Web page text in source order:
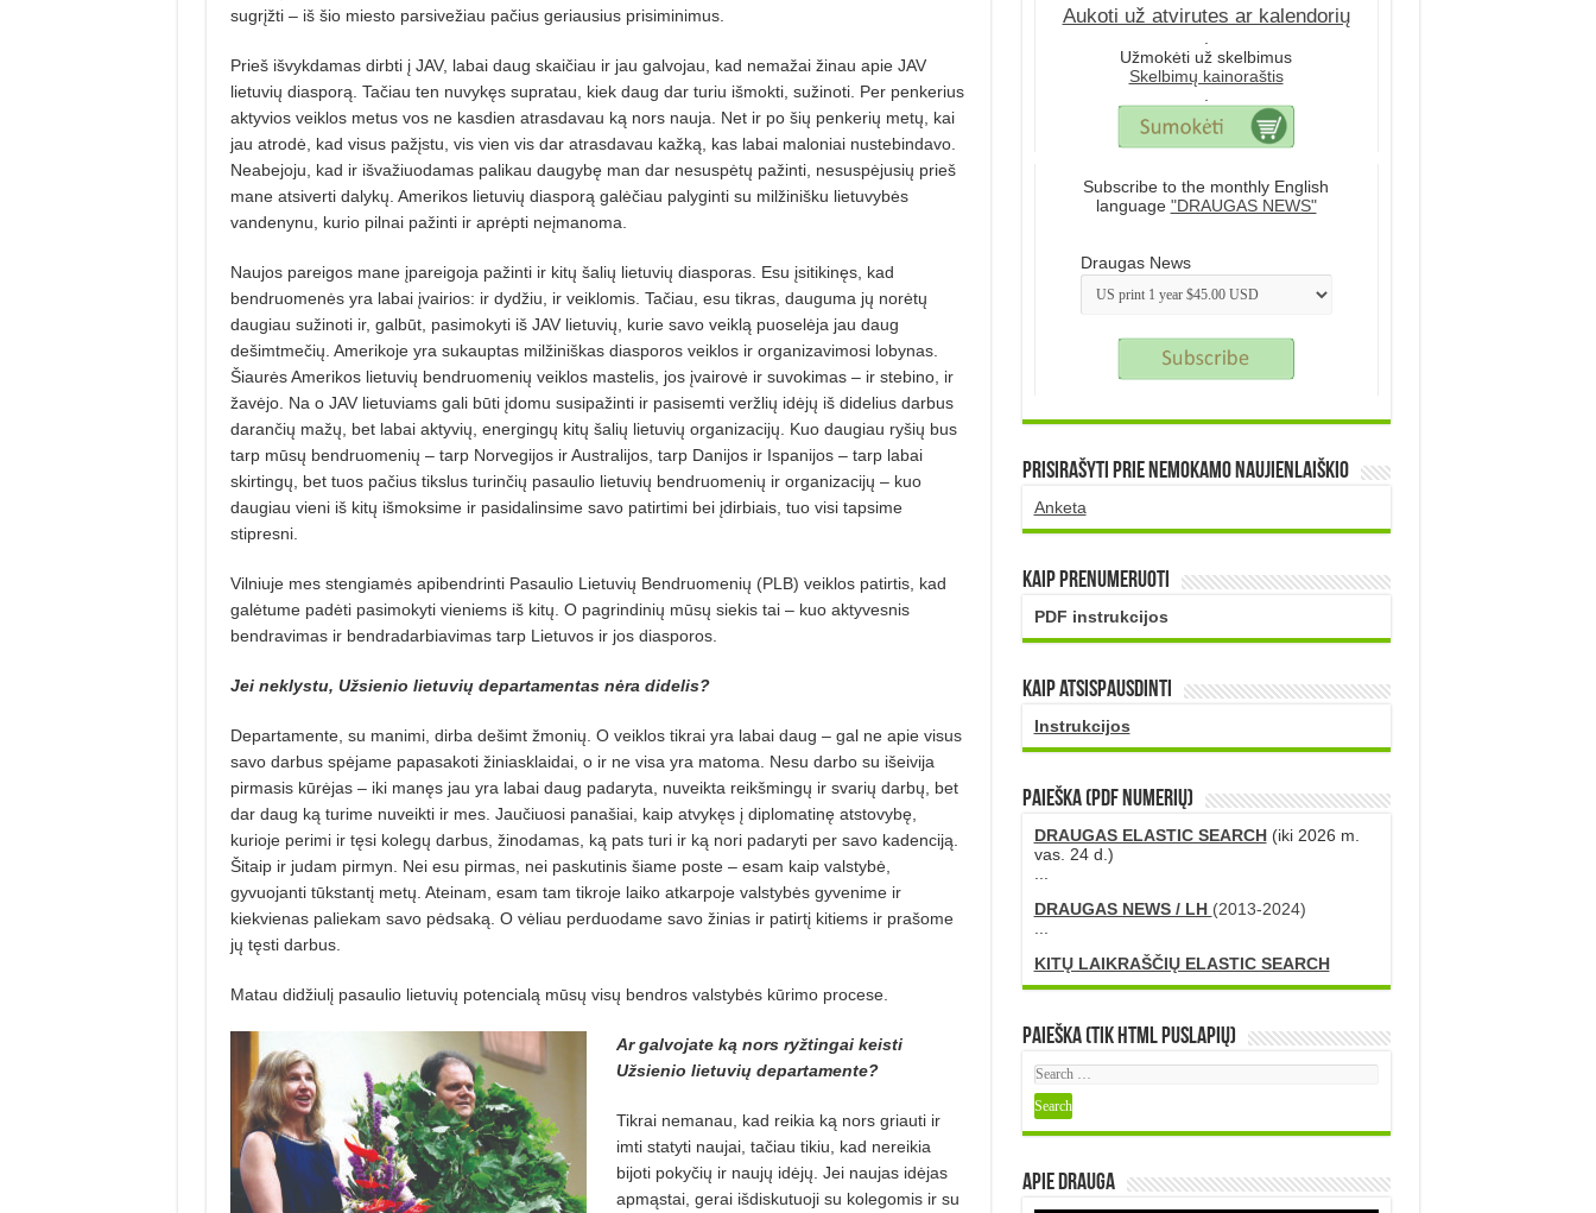
sugrįžti – iš šio miesto parsivežiau pačius geriausius prisiminimus.
Prieš išvykdamas dirbti į JAV, labai daug skaičiau ir jau galvojau, kad nemažai žinau apie JAV
lietuvių diasporą. Tačiau ten nuvykęs supratau, kiek daug dar turiu išmokti, sužinoti. Per penkerius
aktyvios veiklos metus vos ne kasdien atrasdavau ką nors nauja.
Net ir po šių penkerių metų, kai
jau atrodė, kad visus pažįstu, vis vien vis dar atrasdavau kažką, kas labai maloniai nustebindavo.
Neabejoju, kad ir išvažiuodamas palikau daugybę man dar nesuspėtų pažinti, nesuspėjusių prieš
mane atsiverti dalykų. Amerikos lietuvių diasporą galėčiau palyginti su milžinišku lietuvybės
vandenynu, kurio pilnai pažinti ir aprėpti neįmanoma.
Naujos pareigos mane įpareigoja pažinti ir kitų šalių lietuvių diasporas. Esu įsitikinęs, kad
bendruomenės yra labai įvairios: ir dydžiu, ir veiklomis. Tačiau, esu tikras, dauguma jų norėtų
daugiau sužinoti ir, galbūt, pasimokyti iš JAV lietuvių, kurie savo veiklą puoselėja jau daug
dešimtmečių. Amerikoje yra sukauptas milžiniškas diasporos veiklos ir organizavimosi lobynas.
Šiaurės Amerikos lietuvių bendruomenių veiklos mastelis, jos įvairovė ir suvokimas – ir stebino, ir
žavėjo. Na o JAV lietuviams gali būti įdomu susipažinti ir pasisemti veržlių idėjų iš didelius darbus
darančių mažų, bet labai aktyvių, energingų kitų šalių lietuvių organizacijų. Kuo daugiau ryšių bus
tarp mūsų bendruomenių – tarp Norvegijos ir Australijos, tarp Danijos ir Ispanijos – tarp labai
skirtingų, bet tuos pačius tikslus turinčių pasaulio lietuvių bendruomenių ir organizacijų – kuo
daugiau vieni iš kitų išmoksime ir pasidalinsime savo patirtimi bei įdirbiais, tuo visi tapsime
stipresni.
Vilniuje mes stengiamės apibendrinti Pasaulio Lietuvių Bendruomenių (PLB) veiklos patirtis, kad
galėtume padėti pasimokyti vieniems iš kitų. O pagrindinių mūsų siekis tai – kuo aktyvesnis
bendravimas ir bendradarbiavimas tarp Lietuvos ir jos diasporos.
Jei neklystu, Užsienio lietuvių departamentas nėra didelis?
Departamente, su manimi, dirba dešimt žmonių. O veiklos tikrai yra labai daug – gal ne apie visus
savo darbus spėjame papasakoti žiniasklaidai, o ir ne visa yra matoma. Nesu darbo su išeivija
pirmasis kūrėjas – iki manęs jau yra labai daug padaryta, nuveikta reikšmingų ir svarių darbų, bet
dar daug ką turime nuveikti ir mes. Jaučiuosi panašiai, kaip atvykęs į diplomatinę atstovybę,
kurioje perimi ir tęsi kolegų darbus, žinodamas, ką pats turi ir ką nori padaryti per savo kadenciją.
Šitaip ir judam pirmyn. Nei esu pirmas, nei paskutinis šiame poste – esam kaip valstybė,
gyvuojanti tūkstantį metų. Ateinam, esam tam tikroje laiko atkarpoje valstybės gyvenime ir
kiekvienas paliekam savo pėdsaką. O vėliau perduodame savo žinias ir patirtį kitiems ir prašome
jų tęsti darbus.
Matau didžiulį pasaulio lietuvių potencialą mūsų visų bendros valstybės kūrimo procese.
Ar galvojate ką nors ryžtingai keisti
Užsienio lietuvių departamente?
Tikrai nemanau, kad reikia ką nors griauti ir
imti statyti naujai, tačiau tikiu, kad nereikia
bijoti pokyčių ir naujų idėjų. Jei naujas idėjas
apmąstai, gerai išdiskutuoji su kolegomis ir su
Aukoti už atvirutes ar kalendorių
.
Užmokėti už skelbimus
Skelbimų kainoraštis
.
Subscribe to the monthly English
language "DRAUGAS NEWS"
Draugas News
Prisirašyti prie nemokamo naujienlaiškio
Anketa
Kaip prenumeruoti
PDF instrukcijos
Kaip atsispausdinti
Instrukcijos
PAIEŠKA (PDF numerių)
DRAUGAS ELASTIC SEARCH(iki 2026 m.
vas. 24 d.)
...
DRAUGAS NEWS / LH (2013-2024)
...
KITŲ LAIKRAŠČIŲ ELASTIC SEARCH
Paieška (tik HTML puslapių)
Apie DRAUGA